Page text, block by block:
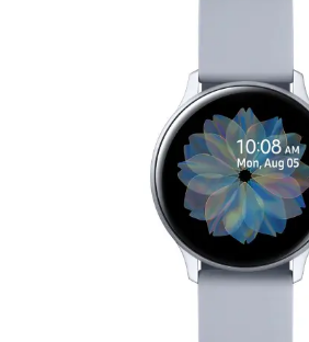
Оплачивайте сегодня только
% картой любого банка
Получайте товар
выбранный способом
75% будут